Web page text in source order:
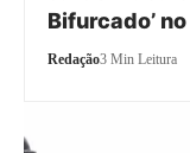
Bifurcado’
Redação3 Min Leitura